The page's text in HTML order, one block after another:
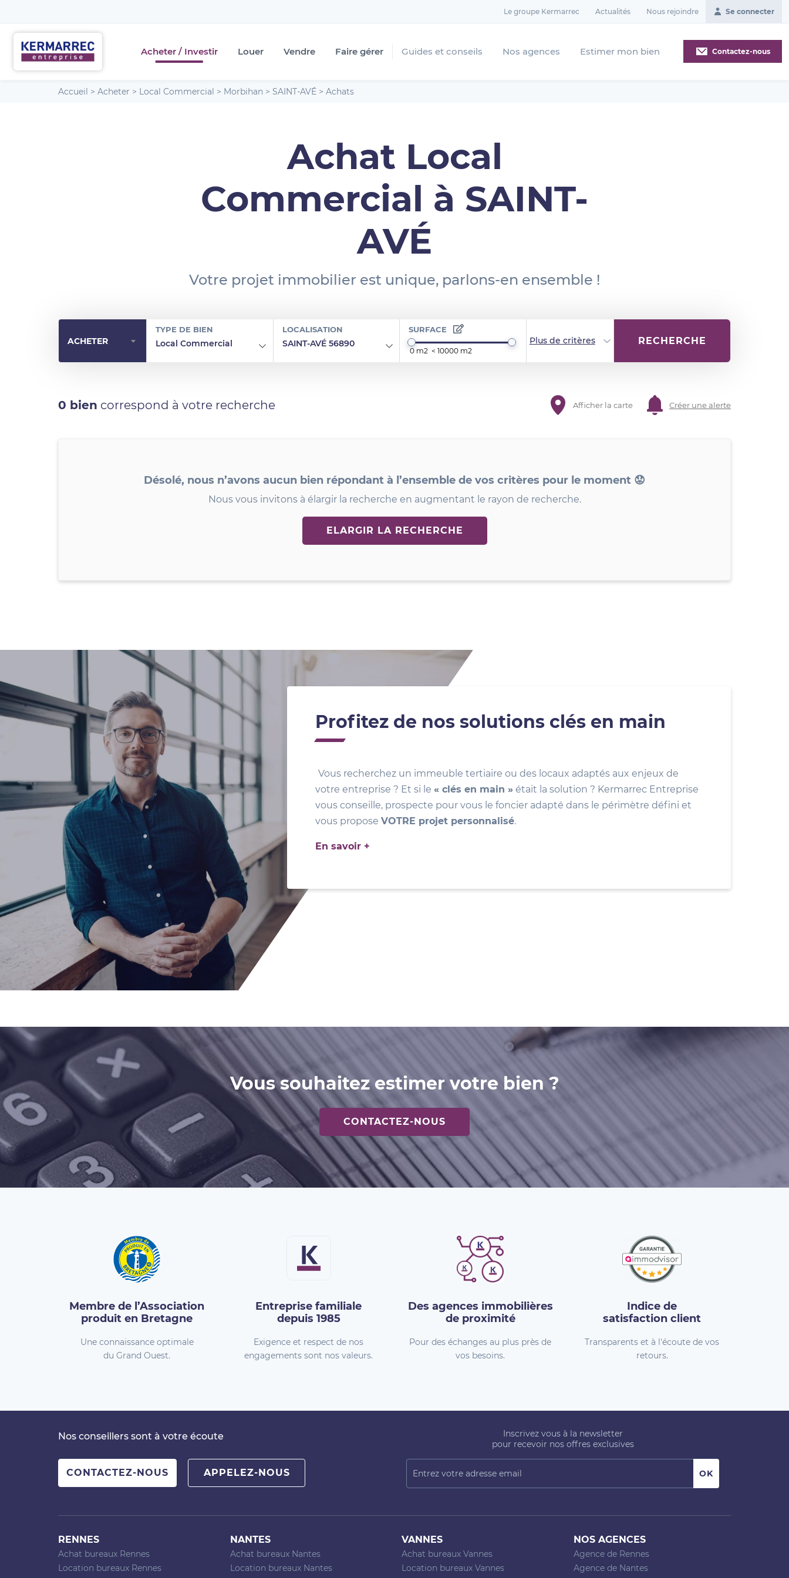
Le groupe Kermarrec Actualités Nous rejoindre Se connecter
Acheter / Investir Louer Vendre Faire gérer Guides et conseils Nos agences Estimer mon bien Contactez-nous
Accueil > Acheter > Local Commercial > Morbihan > SAINT-AVÉ > Achats
Achat Local
Commercial à SAINT-
AVÉ
Votre projet immobilier est unique, parlons-en ensemble !
ACHETER
TYPE DE BIEN
Local Commercial
LOCALISATION
SAINT-AVÉ 56890
SURFACE
Plus de critères RECHERCHE
0 bien correspond à votre recherche Afficher la carte Créer une alerte
Désolé, nous n’avons aucun bien répondant à l’ensemble de vos critères pour le moment 😟
Nous vous invitons à élargir la recherche en augmentant le rayon de recherche.
ELARGIR LA RECHERCHE
Profitez de nos solutions clés en main
Vous recherchez un immeuble tertiaire ou des locaux adaptés aux enjeux de
votre entreprise ? Et si le « clés en main »était la solution ? Kermarrec Entreprise
vous conseille, prospecte pour vous le foncier adapté dans le périmètre défini et
vous propose VOTRE projet personnalisé.
En savoir +
Vous souhaitez estimer votre bien ?
CONTACTEZ-NOUS
Membre de l’Association
produit en Bretagne
Une connaissance optimale
du Grand Ouest.
Entreprise familiale
depuis 1985
Exigence et respect de nos
engagements sont nos valeurs.
Des agences immobilières
de proximité
Pour des échanges au plus près de
vos besoins.
Indice de
satisfaction client
Transparents et à l'écoute de vos
retours.
Nos conseillers sont à votre écoute
CONTACTEZ-NOUS APPELEZ-NOUS
Inscrivez vous à la newsletter
pour recevoir nos offres exclusives
RENNES
Achat bureaux Rennes
Location bureaux Rennes
NANTES
Achat bureaux Nantes
Location bureaux Nantes
VANNES
Achat bureaux Vannes
Location bureaux Vannes
NOS AGENCES
Agence de Rennes
Agence de Nantes